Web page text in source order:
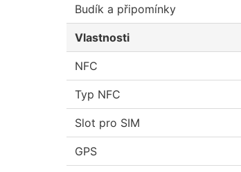
Budík a připomínky
Vlastnosti
NFC
Typ NFC
Slot pro SIM
GPS